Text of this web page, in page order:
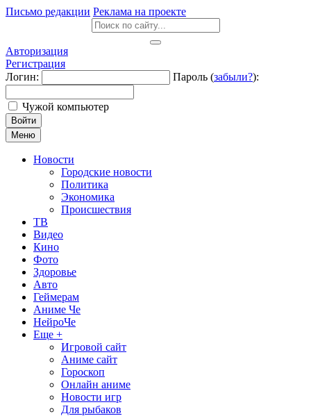
Письмо редакции Реклама на проекте
Авторизация
Регистрация
Логин:
Пароль (забыли?):
Чужой компьютер
Войти
Меню
Новости
Городские новости
Политика
Экономика
Происшествия
ТВ
Видео
Кино
Фото
Здоровье
Авто
Геймерам
Аниме Че
НейроЧе
Еще +
Игровой сайт
Аниме сайт
Гороскоп
Онлайн аниме
Новости игр
Для рыбаков